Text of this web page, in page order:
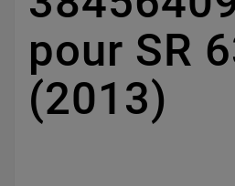
pour SR
(2013)